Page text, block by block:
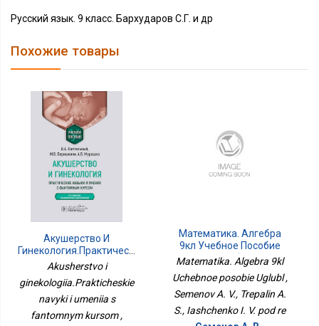
Русский язык. 9 класс. Бархударов С.Г. и др
Похожие товары
Акушерство И
Гинекология.Практические
Навыки И Умения С
Akusherstvo i
ginekologiia.Prakticheskie
navyki i umeniia s
fantomnym kursom ,
Математика. Алгебра
9кл Учебное Пособие
Углубл
Matematika. Algebra 9kl
Uchebnoe posobie Uglubl ,
Semenov A. V., Trepalin A.
S., Iashchenko I. V. pod re